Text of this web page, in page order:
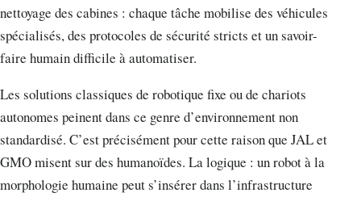
nettoyage des cabines : chaque tâche mobilise des véhicules
spécialisés, des protocoles de sécurité stricts et un savoir-
faire humain difficile à automatiser.
Les solutions classiques de robotique fixe ou de chariots
autonomes peinent dans ce genre d’environnement non
standardisé. C’est précisément pour cette raison que JAL et
GMO misent sur des humanoïdes. La logique : un robot à la
morphologie humaine peut s’insérer dans l’infrastructure